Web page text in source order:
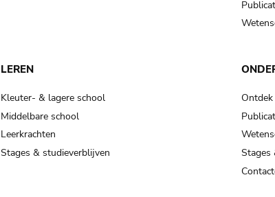
LEREN
Kleuter- & lagere school
Middelbare school
Leerkrachten
Stages & studieverblijven
Stages